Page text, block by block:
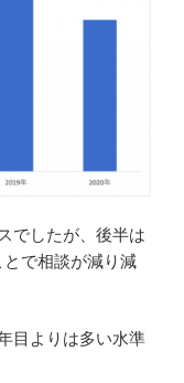
でしたが、後半は
で相談が減り減
目よりは多い水準